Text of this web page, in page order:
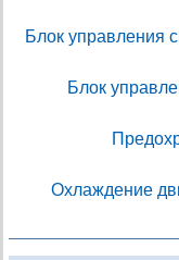
Блок управления
Блок
Охлаждение